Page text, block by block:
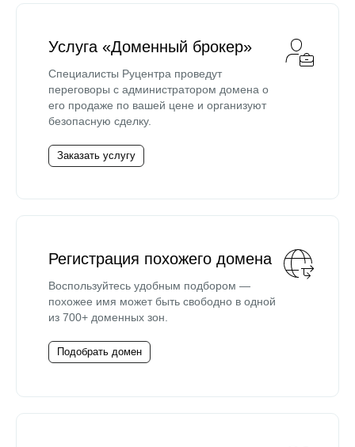
Услуга «Доменный брокер»
Специалисты Руцентра проведут
переговоры с администратором домена о
его продаже по вашей цене и организуют
безопасную сделку.
Заказать услугу
Регистрация похожего домена
Воспользуйтесь удобным подбором —
похожее имя может быть свободно в одной
из 700+ доменных зон.
Подобрать домен